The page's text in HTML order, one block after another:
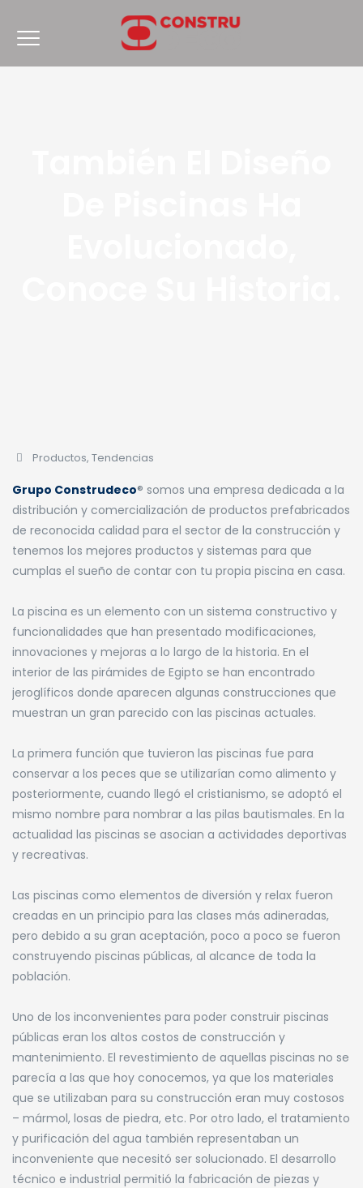
Productos,Tendencias
Grupo Construdeco® somos una empresa dedicada a la
distribución y comercialización de productos prefabricados
de reconocida calidad para el sector de la construcción y
tenemos los mejores productos y sistemas para que
cumplas el sueño de contar con tu propia piscina en casa.
La piscina es un elemento con un sistema constructivo y
funcionalidades que han presentado modificaciones,
innovaciones y mejoras a lo largo de la historia. En el
interior de las pirámides de Egipto se han encontrado
jeroglíficos donde aparecen algunas construcciones que
muestran un gran parecido con las piscinas actuales.
La primera función que tuvieron las piscinas fue para
conservar a los peces que se utilizarían como alimento y
posteriormente, cuando llegó el cristianismo, se adoptó el
mismo nombre para nombrar a las pilas bautismales. En la
actualidad las piscinas se asocian a actividades deportivas
y recreativas.
Las piscinas como elementos de diversión y relax fueron
creadas en un principio para las clases más adineradas,
pero debido a su gran aceptación, poco a poco se fueron
construyendo piscinas públicas, al alcance de toda la
población.
Uno de los inconvenientes para poder construir piscinas
públicas eran los altos costos de construcción y
mantenimiento. El revestimiento de aquellas piscinas no se
parecía a las que hoy conocemos, ya que los materiales
que se utilizaban para su construcción eran muy costosos
– mármol, losas de piedra, etc. Por otro lado, el tratamiento
y purificación del agua también representaban un
inconveniente que necesitó ser solucionado. El desarrollo
técnico e industrial permitió la fabricación de piezas y